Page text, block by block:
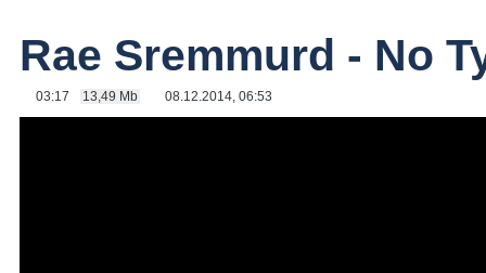
Rae Sremmurd - No
03:17 13,49 Mb 08.12.2014, 06:53